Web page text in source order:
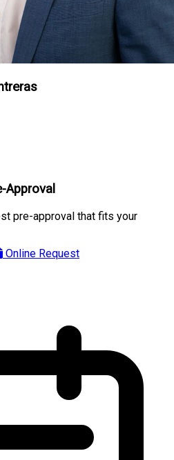
Approval
pre-approval that fits your
Online Request